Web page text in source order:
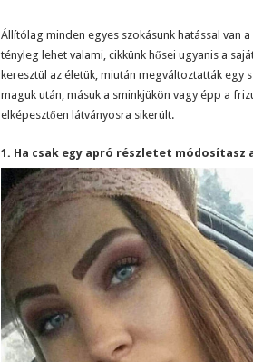
Állítólag minden egyes szokásunk hatással van
tényleg lehet valami, cikkünk hősei ugyanis a
keresztül az életük, miután megváltoztatták egy
maguk után, másuk a sminkjükön vagy épp a
elképesztően látványosra sikerült.
1. Ha csak egy apró részletet módosítasz